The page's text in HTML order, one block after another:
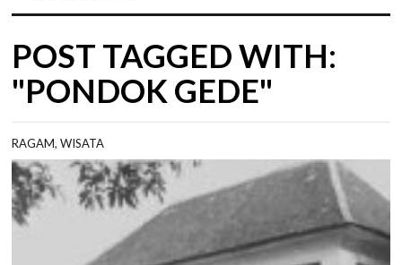
POST TAGGED WITH:
"PONDOK GEDE"
RAGAM,WISATA